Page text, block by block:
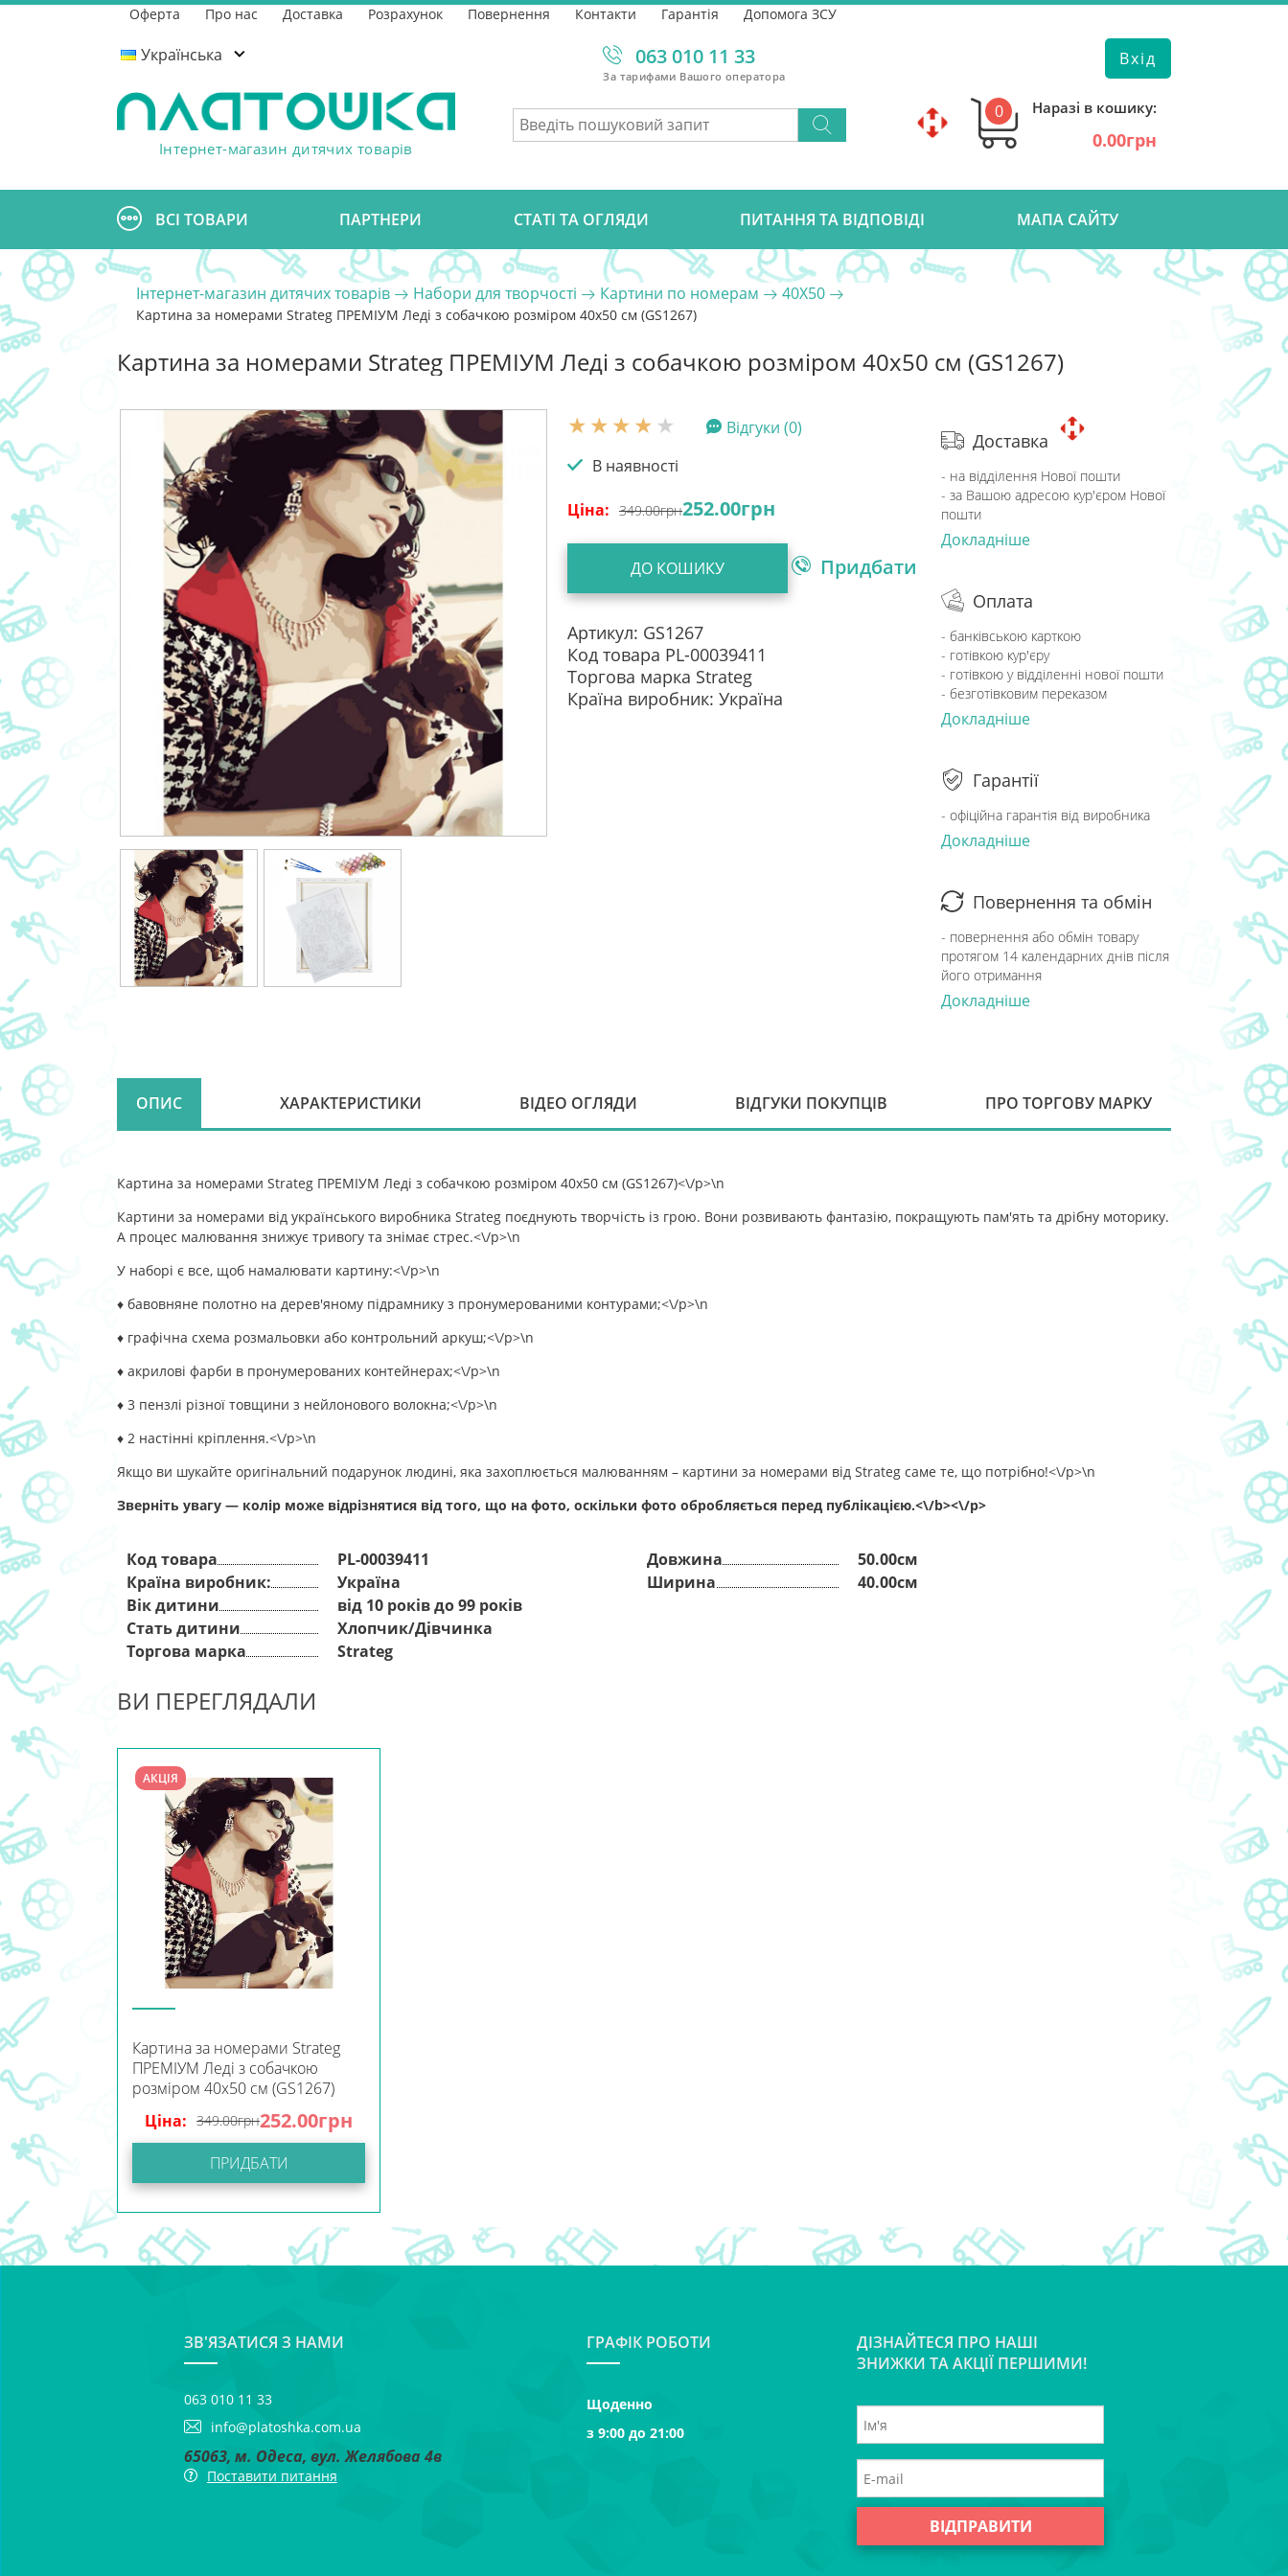
Оферта Про нас Доставка Розрахунок Повернення Контакти Гарантія Допомога ЗСУ
Українська 063 010 11 33
За тарифами Вашого оператора
Вхід
Інтернет-магазин дитячих товарів
0 Наразі в кошику:
0.00грн
ВСІ ТОВАРИ ПАРТНЕРИ СТАТІ ТА ОГЛЯДИ ПИТАННЯ ТА ВІДПОВІДІ МАПА САЙТУ
Інтернет-магазин дитячих товарів Набори для творчості Картини по номерам 40Х50
Картина за номерами Strateg ПРЕМІУМ Леді з собачкою розміром 40х50 см (GS1267)
Картина за номерами Strateg ПРЕМІУМ Леді з собачкою розміром 40х50 см (GS1267)
Відгуки (0)
В наявності
Ціна: 349.00грн252.00грн
ДО КОШИКУ Придбати
Артикул: GS1267
Код товара PL-00039411
Торгова марка Strateg
Країна виробник: Україна
Доставка
- на відділення Нової пошти
- за Вашою адресою кур'єром Нової
пошти
Докладніше
Оплата
- банківською карткою
- готівкою кур'єру
- готівкою у відділенні нової пошти
- безготівковим переказом
Докладніше
Гарантії
- офіційна гарантія від виробника
Докладніше
Повернення та обмін
- повернення або обмін товару
протягом 14 календарних днів після
його отримання
Докладніше
ОПИС ХАРАКТЕРИСТИКИ ВІДЕО ОГЛЯДИ ВІДГУКИ ПОКУПЦІВ ПРО ТОРГОВУ МАРКУ
Картина за номерами Strateg ПРЕМІУМ Леді з собачкою розміром 40х50 см (GS1267)<\/p>\n
Картини за номерами від українського виробника Strateg поєднують творчість із грою. Вони розвивають фантазію, покращують пам'ять та дрібну моторику.
А процес малювання знижує тривогу та знімає стрес.<\/p>\n
У наборі є все, щоб намалювати картину:<\/p>\n
♦ бавовняне полотно на дерев'яному підрамнику з пронумерованими контурами;<\/p>\n
♦ графічна схема розмальовки або контрольний аркуш;<\/p>\n
♦ акрилові фарби в пронумерованих контейнерах;<\/p>\n
♦ 3 пензлі різної товщини з нейлонового волокна;<\/p>\n
♦ 2 настінні кріплення.<\/p>\n
Якщо ви шукайте оригінальний подарунок людині, яка захоплюється малюванням – картини за номерами від Strateg саме те, що потрібно!<\/p>\n
Зверніть увагу — колір може відрізнятися від того, що на фото, оскільки фото обробляється перед публікацією.<\/b><\/p>
Код товара
PL-00039411
Країна виробник:
Україна
Вік дитини
від 10 років до 99 років
Стать дитини
Хлопчик/Дівчинка
Торгова марка
Strateg
Довжина
50.00см
Ширина
40.00см
ВИ ПЕРЕГЛЯДАЛИ
АКЦІЯ
Картина за номерами Strateg
ПРЕМІУМ Леді з собачкою
розміром 40х50 см (GS1267)
Ціна: 349.00грн252.00грн
ПРИДБАТИ
ЗВ'ЯЗАТИСЯ З НАМИ
063 010 11 33
info@platoshka.com.ua
65063, м. Одеса, вул. Желябова 4в
Поставити питання
ГРАФІК РОБОТИ
Щоденно
з 9:00 до 21:00
ДІЗНАЙТЕСЯ ПРО НАШІ
ЗНИЖКИ ТА АКЦІЇ ПЕРШИМИ!
ВІДПРАВИТИ